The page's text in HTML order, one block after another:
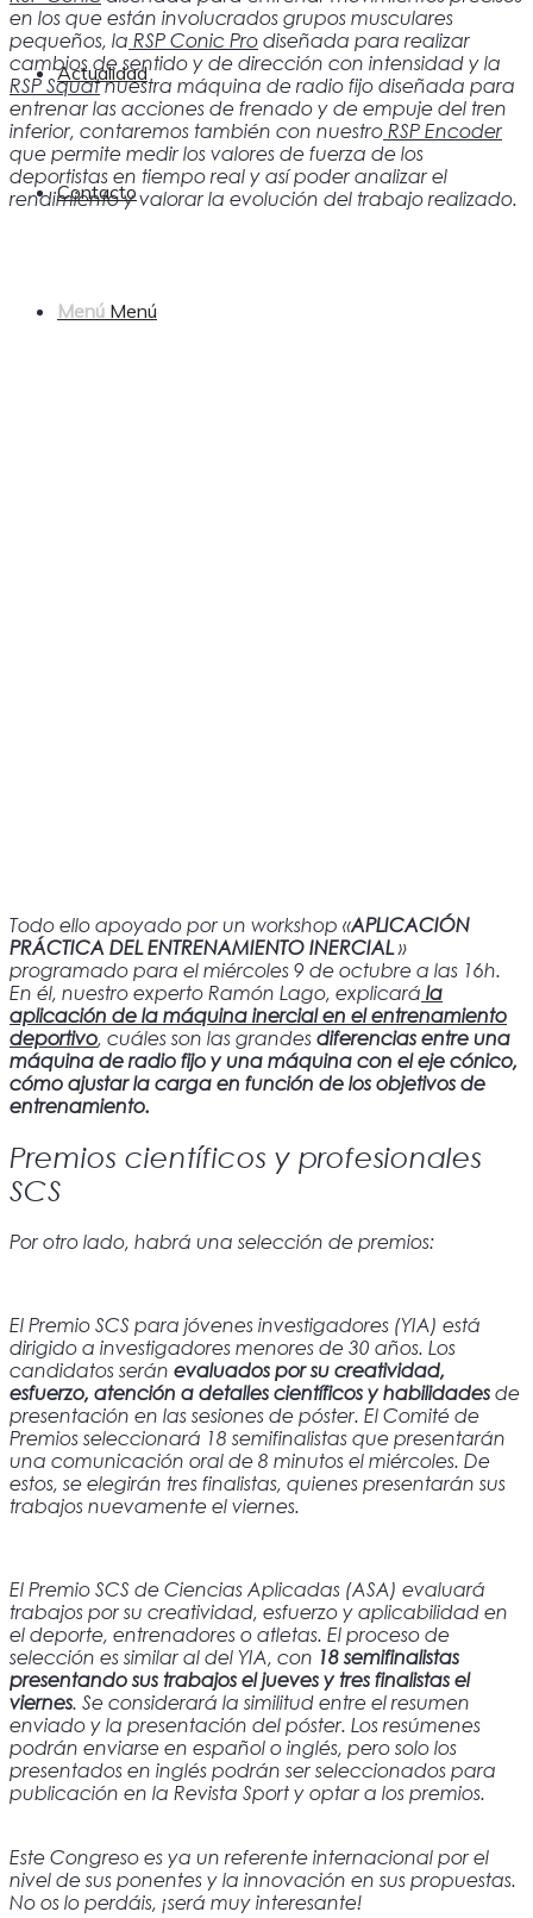
Actualidad
Contacto
Menú Menú
en los que están involucrados grupos musculares
pequeños, la RSP Conic Pro diseñada para realizar
cambios de sentido y de dirección con intensidad y la
RSP Squatnuestra máquina de radio fijo diseñada para
entrenar las acciones de frenado y de empuje del tren
inferior, contaremos también con nuestro RSP Encoder
que permite medir los valores de fuerza de los
deportistas en tiempo real y así poder analizar el
rendimiento y valorar la evolución del trabajo realizado.
Todo ello apoyado por un workshop «APLICACIÓN
PRÁCTICA DEL ENTRENAMIENTO INERCIAL »
programado para el miércoles 9 de octubre a las 16h.
En él, nuestro experto Ramón Lago, explicará la
aplicación de la máquina inercial en el entrenamiento
deportivo , cuáles son las grandes diferencias entre una
máquina de radio fijo y una máquina con el eje cónico,
cómo ajustar la carga en función de los objetivos de
entrenamiento.
Premios científicos y profesionales
SCS
Por otro lado, habrá una selección de premios:
El Premio SCS para jóvenes investigadores (YIA) está
dirigido a investigadores menores de 30 años. Los
candidatos serán evaluados por su creatividad,
esfuerzo, atención a detalles científicos y habilidades de
presentación en las sesiones de póster. El Comité de
Premios seleccionará 18 semifinalistas que presentarán
una comunicación oral de 8 minutos el miércoles. De
estos, se elegirán tres finalistas, quienes presentarán sus
trabajos nuevamente el viernes.
El Premio SCS de Ciencias Aplicadas (ASA) evaluará
trabajos por su creatividad, esfuerzo y aplicabilidad en
el deporte, entrenadores o atletas. El proceso de
selección es similar al del YIA, con 18 semifinalistas
presentando sus trabajos el jueves y tres finalistas el
viernes. Se considerará la similitud entre el resumen
enviado y la presentación del póster. Los resúmenes
podrán enviarse en español o inglés, pero solo los
presentados en inglés podrán ser seleccionados para
publicación en la Revista Sport y optar a los premios.
Este Congreso es ya un referente internacional por el
nivel de sus ponentes y la innovación en sus propuestas.
No os lo perdáis, ¡será muy interesante!